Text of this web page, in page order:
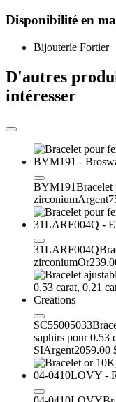
Disponibilité en
Bijouterie Fortier
D'autres
intéresser
BYM191Bracelet
zirconiumArgent
31LARF004Q
zirconiumOr
SC55005033
saphirs pour 0.53
SIArgent2059.00